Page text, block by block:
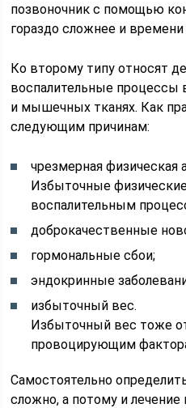
позвоночник с помощью
гораздо сложнее и
Ко второму типу относят
воспалительные
и мышечных тканях. Как
следующим причинам:
чрезмерная физическая
Избыточные
воспалительным
доброкачественные
гормональные сбои;
эндокринные
избыточный вес.
Избыточный вес тоже
провоцирующим
Самостоятельно
сложно, а потому и лечение